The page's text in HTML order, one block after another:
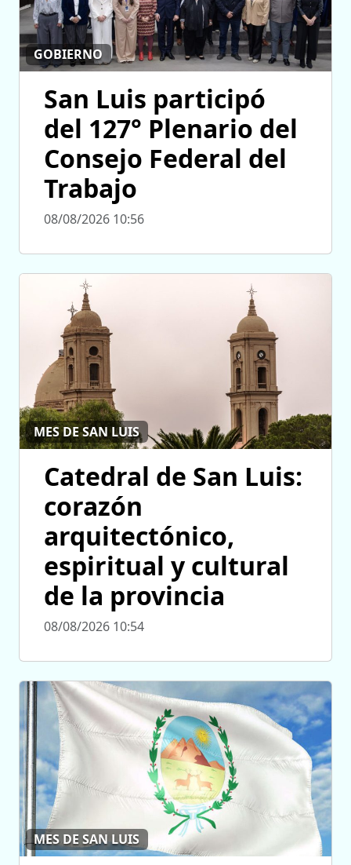
GOBIERNO
San Luis participó
del 127° Plenario del
Consejo Federal del
Trabajo
08/08/2026 10:56
MES DE SAN LUIS
Catedral de San Luis:
corazón
arquitectónico,
espiritual y cultural
de la provincia
08/08/2026 10:54
MES DE SAN LUIS